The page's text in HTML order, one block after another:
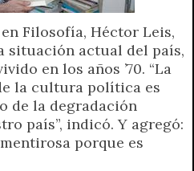
Filosofía, Héctor Leis,
situación actual del país,
en los años ’70. “La
la cultura política es
de la degradación
país”, indicó. Y agregó:
porque es